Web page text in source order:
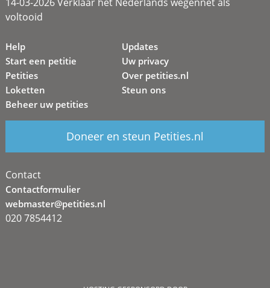
voltooid
Help
Start een petitie
Petities
Loketten
Beheer uw petities
Updates
Uw privacy
Over petities.nl
Steun ons
Doneer en steun Petities.nl
Contact
Contactformulier
webmaster@petities.nl
020 7854412